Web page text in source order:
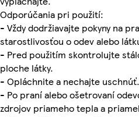
Odporúčania pri použití:
- Vždy dodržiavajte pokyny na
starostlivosťou o odev alebo
- Pred použitím skontrolujte
ploche látky.
- Opláchnite a nechajte uschnúť.
- Po praní alebo ošetrovaní
zdrojov priameho tepla a